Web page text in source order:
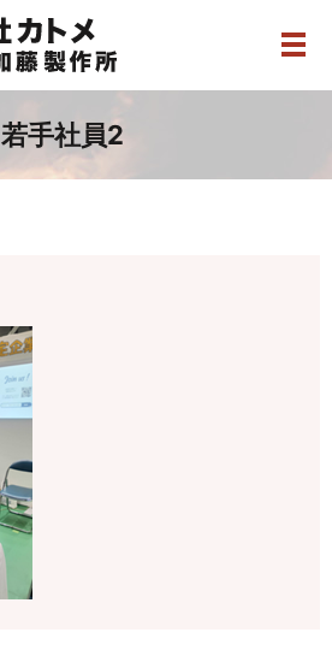
メ
若手社員2